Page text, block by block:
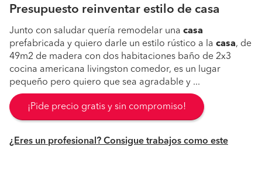
Presupuesto reinventar estilo de casa
Junto con saludar quería remodelar una casa
prefabricada y quiero darle un estilo rústico a la casa, de
49m2 de madera con dos habitaciones baño de 2x3
cocina americana livingston comedor, es un lugar
pequeño pero quiero que sea agradable y ...
¡Pide precio gratis y sin compromiso!
¿Eres un profesional? Consigue trabajos como este